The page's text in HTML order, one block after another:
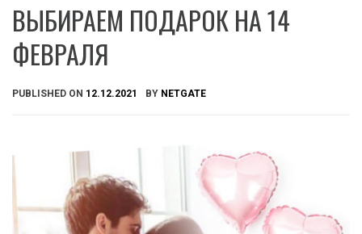
ВЫБИРАЕМ ПОДАРОК НА 14
ФЕВРАЛЯ
PUBLISHED ON 12.12.2021 BY NETGATE